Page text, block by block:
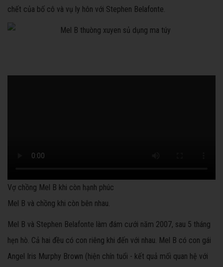
chết của bố cô và vụ ly hôn với Stephen Belafonte.
Vợ chồng Mel B khi còn hạnh phúc
Mel B và chồng khi còn bên nhau.
Mel B và Stephen Belafonte làm đám cưới năm 2007, sau 5 tháng
hẹn hò. Cả hai đều có con riêng khi đến với nhau. Mel B có con gái
Angel Iris Murphy Brown (hiện chín tuổi - kết quả mối quan hệ với